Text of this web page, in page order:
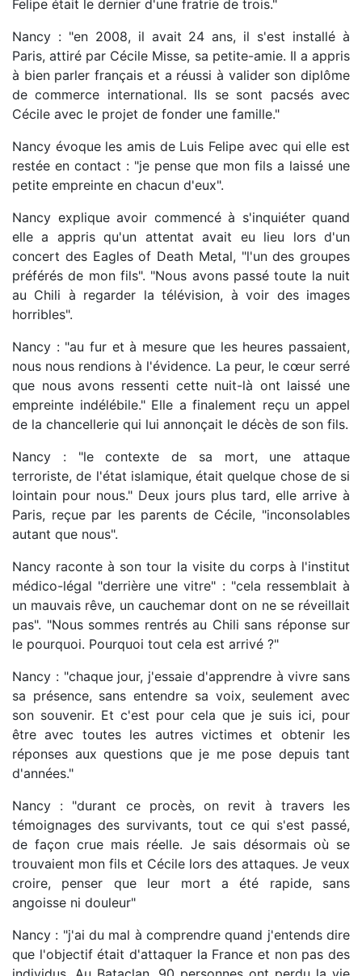
Felipe était le dernier d'une fratrie de trois."
Nancy : "en 2008, il avait 24 ans, il s'est installé à
Paris, attiré par Cécile Misse, sa petite-amie. Il a appris
à bien parler français et a réussi à valider son diplôme
de commerce international. Ils se sont pacsés avec
Cécile avec le projet de fonder une famille."
Nancy évoque les amis de Luis Felipe avec qui elle est
restée en contact : "je pense que mon fils a laissé une
petite empreinte en chacun d'eux".
Nancy explique avoir commencé à s'inquiéter quand
elle a appris qu'un attentat avait eu lieu lors d'un
concert des Eagles of Death Metal, "l'un des groupes
préférés de mon fils". "Nous avons passé toute la nuit
au Chili à regarder la télévision, à voir des images
horribles".
Nancy : "au fur et à mesure que les heures passaient,
nous nous rendions à l'évidence. La peur, le cœur serré
que nous avons ressenti cette nuit-là ont laissé une
empreinte indélébile." Elle a finalement reçu un appel
de la chancellerie qui lui annonçait le décès de son fils.
Nancy : "le contexte de sa mort, une attaque
terroriste, de l'état islamique, était quelque chose de si
lointain pour nous." Deux jours plus tard, elle arrive à
Paris, reçue par les parents de Cécile, "inconsolables
autant que nous".
Nancy raconte à son tour la visite du corps à l'institut
médico-légal "derrière une vitre" : "cela ressemblait à
un mauvais rêve, un cauchemar dont on ne se réveillait
pas". "Nous sommes rentrés au Chili sans réponse sur
le pourquoi. Pourquoi tout cela est arrivé ?"
Nancy : "chaque jour, j'essaie d'apprendre à vivre sans
sa présence, sans entendre sa voix, seulement avec
son souvenir. Et c'est pour cela que je suis ici, pour
être avec toutes les autres victimes et obtenir les
réponses aux questions que je me pose depuis tant
d'années."
Nancy : "durant ce procès, on revit à travers les
témoignages des survivants, tout ce qui s'est passé,
de façon crue mais réelle. Je sais désormais où se
trouvaient mon fils et Cécile lors des attaques. Je veux
croire, penser que leur mort a été rapide, sans
angoisse ni douleur"
Nancy : "j'ai du mal à comprendre quand j'entends dire
que l'objectif était d'attaquer la France et non pas des